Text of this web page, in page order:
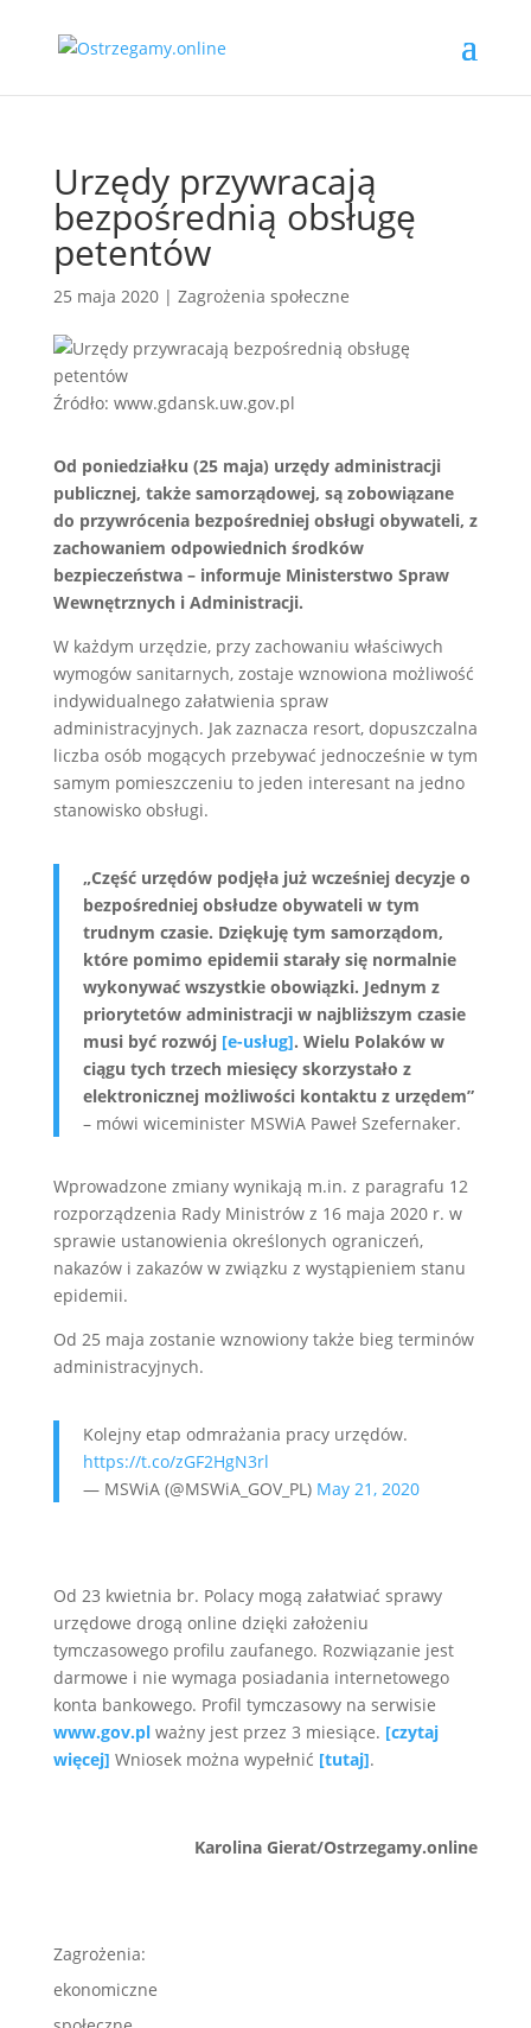
Urzędy przywracają
bezpośrednią obsługę
petentów
25 maja 2020| Zagrożenia społeczne
Źródło: www.gdansk.uw.gov.pl
Od poniedziałku (25 maja) urzędy administracji
publicznej, także samorządowej, są zobowiązane
do przywrócenia bezpośredniej obsługi obywateli, z
zachowaniem odpowiednich środków
bezpieczeństwa – informuje Ministerstwo Spraw
Wewnętrznych i Administracji.
W każdym urzędzie, przy zachowaniu właściwych
wymogów sanitarnych, zostaje wznowiona możliwość
indywidualnego załatwienia spraw
administracyjnych. Jak zaznacza resort, dopuszczalna
liczba osób mogących przebywać jednocześnie w tym
samym pomieszczeniu to jeden interesant na jedno
stanowisko obsługi.
„Część urzędów podjęła już wcześniej decyzje o
bezpośredniej obsłudze obywateli w tym
trudnym czasie. Dziękuję tym samorządom,
które pomimo epidemii starały się normalnie
wykonywać wszystkie obowiązki. Jednym z
priorytetów administracji w najbliższym czasie
musi być rozwój [e-usług]. Wielu Polaków w
ciągu tych trzech miesięcy skorzystało z
elektronicznej możliwości kontaktu z urzędem”
– mówi wiceminister MSWiA Paweł Szefernaker.
Wprowadzone zmiany wynikają m.in. z paragrafu 12
rozporządzenia Rady Ministrów z 16 maja 2020 r. w
sprawie ustanowienia określonych ograniczeń,
nakazów i zakazów w związku z wystąpieniem stanu
epidemii.
Od 25 maja zostanie wznowiony także bieg terminów
administracyjnych.
Kolejny etap odmrażania pracy urzędów.
https://t.co/zGF2HgN3rl
— MSWiA (@MSWiA_GOV_PL) May 21, 2020
Od 23 kwietnia br. Polacy mogą załatwiać sprawy
urzędowe drogą online dzięki założeniu
tymczasowego profilu zaufanego. Rozwiązanie jest
darmowe i nie wymaga posiadania internetowego
konta bankowego. Profil tymczasowy na serwisie
www.gov.plważny jest przez 3 miesiące. [czytaj
więcej] Wniosek można wypełnić [tutaj].
Karolina Gierat/Ostrzegamy.online
Zagrożenia:
ekonomiczne